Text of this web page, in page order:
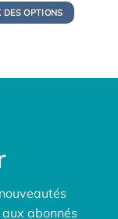
DES OPTIONS
abonnés